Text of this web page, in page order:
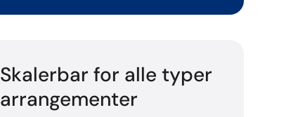
Skalerbar for alle typer
arrangementer